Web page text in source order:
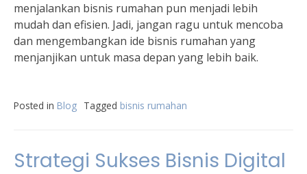
menjalankan bisnis rumahan pun menjadi lebih
mudah dan efisien. Jadi, jangan ragu untuk mencoba
dan mengembangkan ide bisnis rumahan yang
menjanjikan untuk masa depan yang lebih baik.
Posted in Blog Tagged bisnis rumahan
Strategi Sukses Bisnis Digital